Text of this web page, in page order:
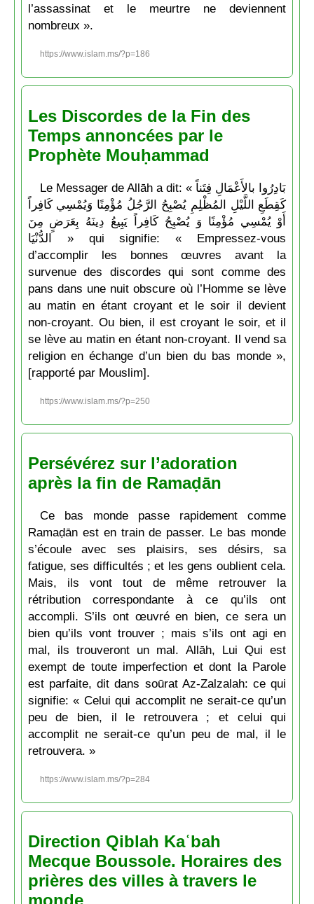
l’assassinat et le meurtre ne deviennent
nombreux ».
https://www.islam.ms/?p=186
Les Discordes de la Fin des
Temps annoncées par le
Prophète Mouḥammad
Le Messager de Allāh a dit: « بَادِرُوا بالأَعْمَالِ فِتَناً
كَقِطَعِ اللَّيْلِ المُظْلِمِ يُصْبِحُ الرَّجُلُ مُؤْمِنًا وَيُمْسِي كَافِراً
أَوْ يُمْسِي مُؤْمِنًا وَ يُصْبِحُ كَافِراً يَبِيعُ دِينَهُ بِعَرَضٍ مِنَ
الدُّنْيَا » qui signifie: « Empressez-vous
d’accomplir les bonnes œuvres avant la
survenue des discordes qui sont comme des
pans dans une nuit obscure où l’Homme se lève
au matin en étant croyant et le soir il devient
non-croyant. Ou bien, il est croyant le soir, et il
se lève au matin en étant non-croyant. Il vend sa
religion en échange d’un bien du bas monde »,
[rapporté par Mouslim].
https://www.islam.ms/?p=250
Persévérez sur l’adoration
après la fin de Ramaḍān
Ce bas monde passe rapidement comme
Ramaḍān est en train de passer. Le bas monde
s’écoule avec ses plaisirs, ses désirs, sa
fatigue, ses difficultés ; et les gens oublient cela.
Mais, ils vont tout de même retrouver la
rétribution correspondante à ce qu’ils ont
accompli. S’ils ont œuvré en bien, ce sera un
bien qu’ils vont trouver ; mais s’ils ont agi en
mal, ils trouveront un mal. Allāh, Lui Qui est
exempt de toute imperfection et dont la Parole
est parfaite, dit dans soūrat Az-Zalzalah: ce qui
signifie: « Celui qui accomplit ne serait-ce qu’un
peu de bien, il le retrouvera ; et celui qui
accomplit ne serait-ce qu’un peu de mal, il le
retrouvera. »
https://www.islam.ms/?p=284
Direction Qiblah Kaʿbah
Mecque Boussole. Horaires des
prières des villes à travers le